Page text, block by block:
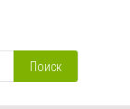
Поиск